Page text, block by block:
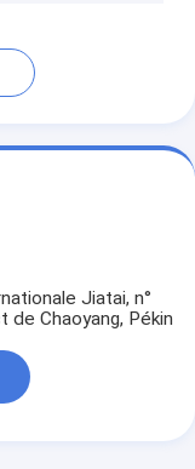
Jiatai, n°
de Chaoyang, Pékin